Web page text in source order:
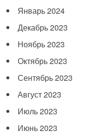
Январь 2024
Декабрь 2023
Ноябрь 2023
Октябрь 2023
Сентябрь 2023
Август 2023
Июль 2023
Июнь 2023